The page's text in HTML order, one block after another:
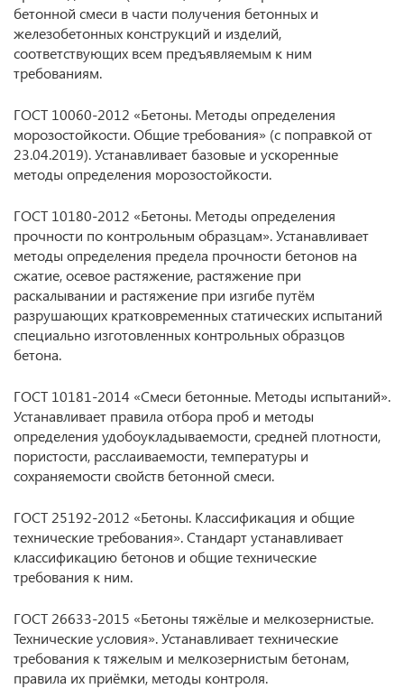
бетонной смеси в части получения бетонных и
железобетонных конструкций и изделий,
соответствующих всем предъявляемым к ним
требованиям.
ГОСТ 10060-2012 «Бетоны. Методы определения
морозостойкости. Общие требования» (с поправкой от
23.04.2019). Устанавливает базовые и ускоренные
методы определения морозостойкости.
ГОСТ 10180-2012 «Бетоны. Методы определения
прочности по контрольным образцам». Устанавливает
методы определения предела прочности бетонов на
сжатие, осевое растяжение, растяжение при
раскалывании и растяжение при изгибе путём
разрушающих кратковременных статических испытаний
специально изготовленных контрольных образцов
бетона.
ГОСТ 10181-2014 «Смеси бетонные. Методы испытаний».
Устанавливает правила отбора проб и методы
определения удобоукладываемости, средней плотности,
пористости, расслаиваемости, температуры и
сохраняемости свойств бетонной смеси.
ГОСТ 25192-2012 «Бетоны. Классификация и общие
технические требования». Стандарт устанавливает
классификацию бетонов и общие технические
требования к ним.
ГОСТ 26633-2015 «Бетоны тяжёлые и мелкозернистые.
Технические условия». Устанавливает технические
требования к тяжелым и мелкозернистым бетонам,
правила их приёмки, методы контроля.